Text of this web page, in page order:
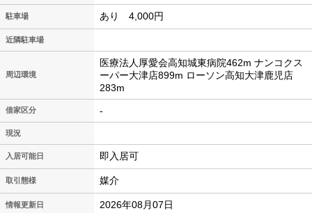
駐車場 あり 4,000円
近隣駐車場
周辺環境
医療法人厚愛会高知城東病院462m ナンコクス
ーパー大津店899m ローソン高知大津鹿児店
283m
借家区分 -
現況
入居可能日 即入居可
取引態様 媒介
情報更新日 2026年08月07日